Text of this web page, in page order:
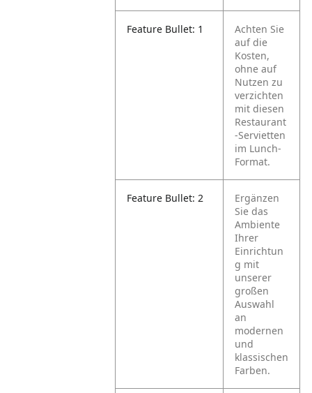
Feature Bullet: 1
Achten Sie
auf die
Kosten,
ohne auf
Nutzen zu
verzichten
mit diesen
Restaurant
-Servietten
im Lunch-
Format.
Feature Bullet: 2
Ergänzen
Sie das
Ambiente
Ihrer
Einrichtun
g mit
unserer
großen
Auswahl
an
modernen
und
klassischen
Farben.